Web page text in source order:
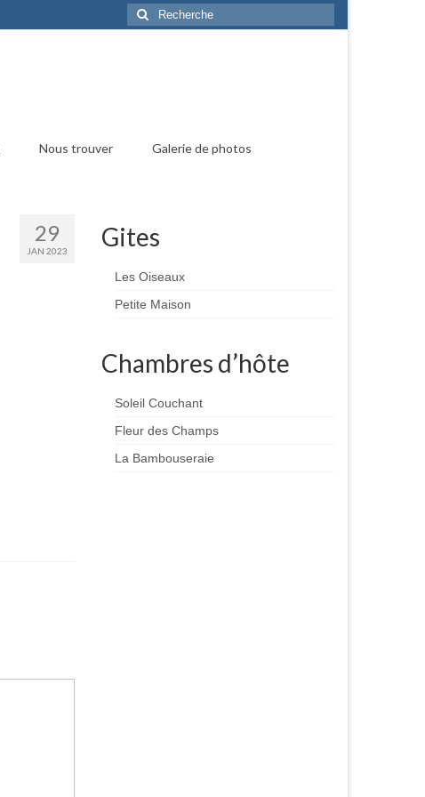
Rechercher
:
Nous trouver Galerie de photos
29
JAN 2023 Gites
Les Oiseaux
Petite Maison
Chambres d’hôte
Soleil Couchant
Fleur des Champs
La Bambouseraie